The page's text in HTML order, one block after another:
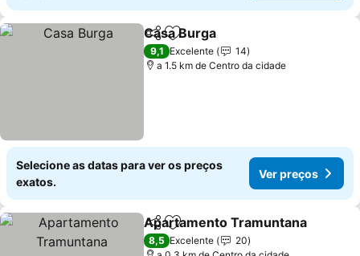
PartilharAdicionar aos favoritos
Casa Burga
9,1 Excelente
14
a 1.5 km de Centro da cidade
Selecione as datas para ver os preços
exatos.
Ver preços
PartilharAdicionar aos favoritos
Apartamento Tramuntana
8,5 Excelente
20